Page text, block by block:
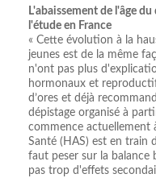
L'abaissement de l'âge
l'étude en France
« Cette évolution à la
jeunes est de la même
n'ont pas plus
hormonaux et
d’ores et déjà
dépistage organisé à
commence actuellement
Santé (HAS) est en train
faut peser sur la balance
pas trop d'effets